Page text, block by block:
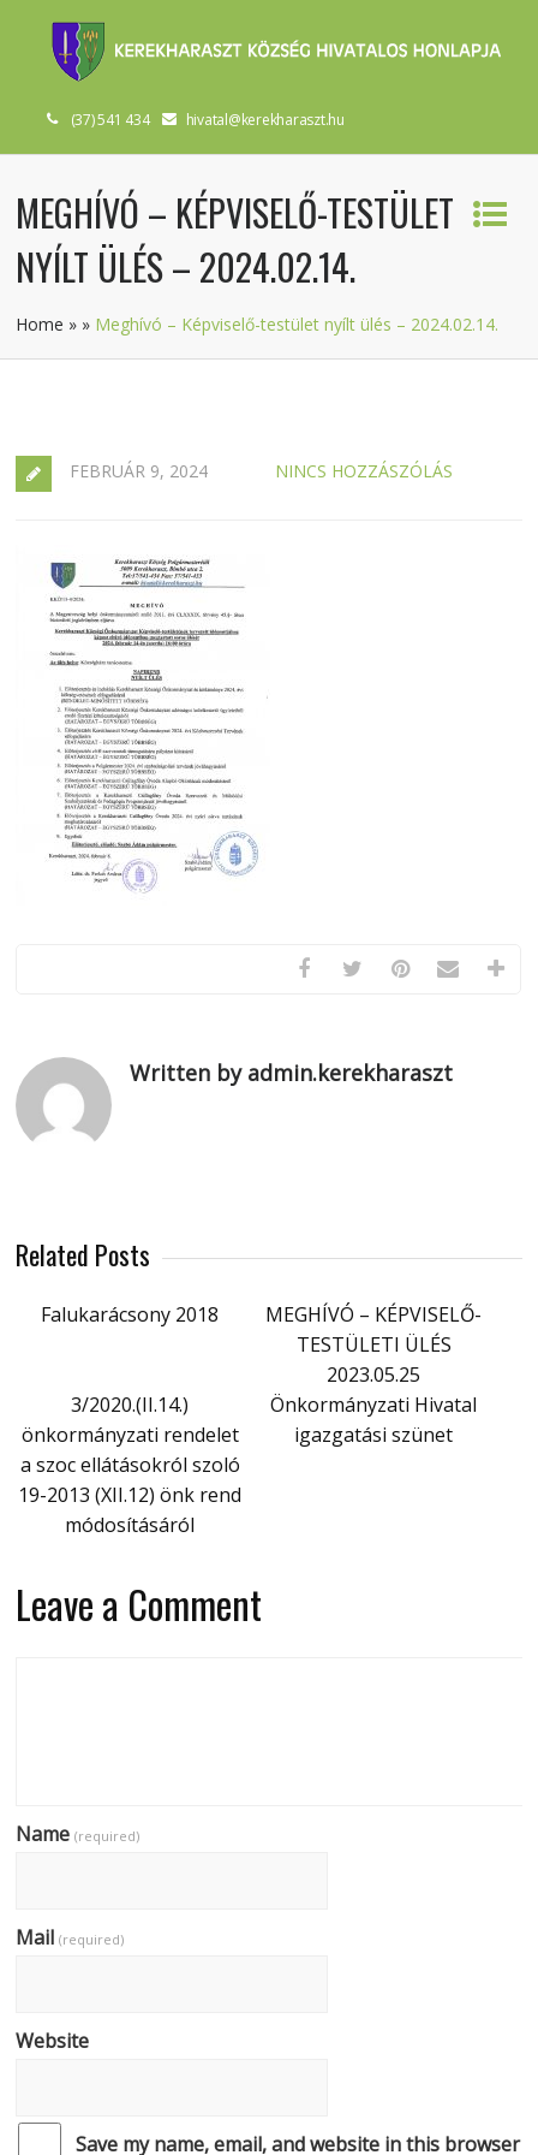
(37) 541 434 hivatal@kerekharaszt.hu
MEGHÍVÓ – KÉPVISELŐ-TESTÜLET
NYÍLT ÜLÉS – 2024.02.14.
Home » » Meghívó – Képviselő-testület nyílt ülés – 2024.02.14.
FEBRUÁR 9, 2024 NINCS HOZZÁSZÓLÁS
Written by admin.kerekharaszt
Related Posts
Falukarácsony 2018
MEGHÍVÓ – KÉPVISELŐ-
TESTÜLETI ÜLÉS
2023.05.25
3/2020.(II.14.)
önkormányzati rendelet
a szoc ellátásokról szoló
19-2013 (XII.12) önk rend
módosításáról
Önkormányzati Hivatal
igazgatási szünet
Leave a Comment
Name(required)
Mail(required)
Website
Save my name, email, and website in this browser